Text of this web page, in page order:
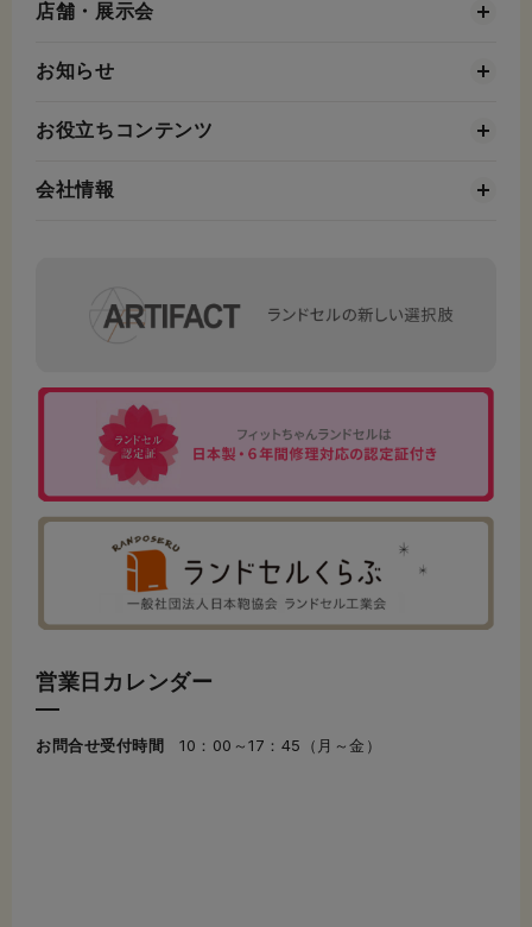
店舗・展示会
お知らせ
お役立ちコンテンツ
会社情報
営業日カレンダー
お問合せ受付時間 10：00～17：45（月～金）